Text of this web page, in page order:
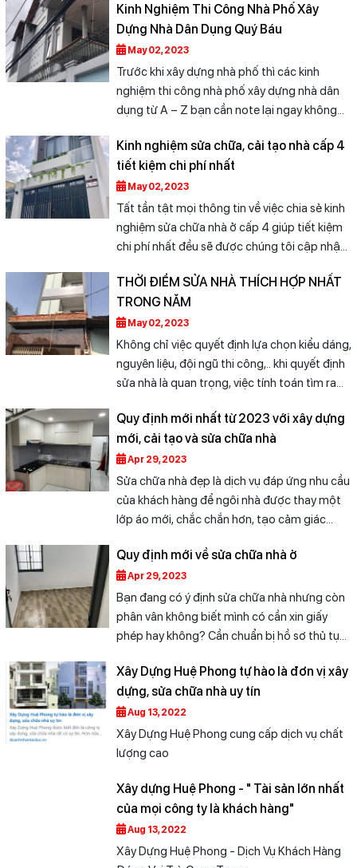
vai trò vô cùng quan trong quá trình tạo nên
sự thành công của một công trình. Để hiểu rõ
vai trò của nhà thầu xây dựng và trách nhiệm
của nhà thầu thi công xây dựng, Xây dựng
Huệ Phong mời bạn tham khảo bài viết sau.
Kinh Nghiệm Thi Công Nhà Phố Xây
Dựng Nhà Dân Dụng Quý Báu
May 02, 2023
Trước khi xây dựng nhà phố thì các kinh
nghiệm thi công nhà phố xây dựng nhà dân
dụng từ A – Z bạn cần note lại ngay không
đình quây quần bên nhau. Đây là nơi ta quay
về mỗi ngày sau ngày dài làm việc, học tập
mệt mỏi… Xây được nhà phố ưng ý thật sự
khó với người chưa có kinh nghiệm. Hiểu
được điều đó nên Xây Dựng Huệ Phong đã
cung cấp các kinh nghiệm quý báu.
Kinh nghiệm sửa chữa, cải tạo nhà cấp 4
tiết kiệm chi phí nhất
May 02, 2023
Tất tần tật mọi thông tin về việc chia sẻ kinh
nghiệm sửa chữa nhà ở cấp 4 giúp tiết kiệm
chi phí nhất đều sẽ được chúng tôi cập nhật
THỜI ĐIỂM SỬA NHÀ THÍCH HỢP NHẤT
TRONG NĂM
May 02, 2023
Không chỉ việc quyết định lựa chọn kiểu dáng,
nguyên liệu, đội ngũ thi công,.. khi quyết định
sửa nhà là quan trọng, việc tính toán tìm ra
cho căn nhà yêu thương của mình cũng là
điều vô cùng cần thiết. Đặc biệt, Việt Nam
được biết đến là đất nước có khí hậu nóng
ẩm, mưa theo mua nhiều, vì vậy việc quyết
định thời điểm tốt để sửa chữa cần được cân
nhắc thật kỹ lưỡng. Có rất nhiều vị khách
không tìm được thời gian thích hợp, trong bài
viết này Xây Dựng Huệ Phong sẽ đưa cho
bạn một vài gợi ý “hay ho” về việc lựa chọn
thời điểm sửa nhà sao cho phù hợp nhé!
Quy định mới nhất từ 2023 với xây dựng
mới, cải tạo và sửa chữa nhà
Apr 29, 2023
Sửa chữa nhà đẹp là dịch vụ đáp ứng nhu cầu
của khách hàng để ngôi nhà được thay một
lớp áo mới, chắc chắn hơn, tạo cảm giác
nhiên, đứng trước bài toán kinh tế, không ít
chủ đầu tư băn khoăn nên làm cách nào để
sửa chữa nhà đẹp tiết kiệm mà hiệu quả nhất.
Bài viết này sẽ giúp bạn rõ hơn về vấn đề này.
Quy định mới về sửa chữa nhà ở
Apr 29, 2023
Bạn đang có ý định sửa chữa nhà nhưng còn
phân vân không biết mình có cần xin giấy
phép hay không? Cần chuẩn bị hồ sơ thủ tục
nhanh chóng? Ngay sau đây Nhà Việt xin
được chia sẻ cùng bạn những quy định mới
về sửa chữa nhà ở để giúp bạn giải đáp
nhanh mọi câu hỏi nhé!
Xây Dựng Huệ Phong tự hào là đơn vị xây
dựng, sửa chữa nhà uy tín
Aug 13, 2022
Xây Dựng Huệ Phong cung cấp dịch vụ chất
lượng cao
Xây dựng Huệ Phong - " Tài sản lớn nhất
của mọi công ty là khách hàng"
Aug 13, 2022
Xây Dựng Huệ Phong - Dịch Vụ Khách Hàng